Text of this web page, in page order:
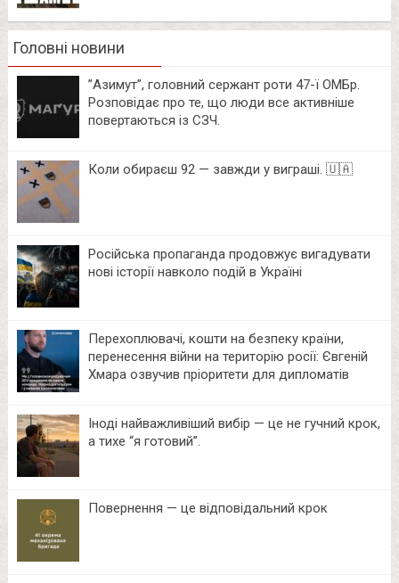
Головні новини
⁨”Азимут”, головний сержант роти 47-ї ОМБр.
Розповідає про те, що люди все активніше
повертаються із СЗЧ.
Коли обираєш 92 — завжди у виграші. 🇺🇦
Російська пропаганда продовжує вигадувати
нові історії навколо подій в Україні
Перехоплювачі, кошти на безпеку країни,
перенесення війни на територію росії: Євгеній
Хмара озвучив пріоритети для дипломатів
Іноді найважливіший вибір — це не гучний крок,
а тихе “я готовий”.
Повернення — це відповідальний крок